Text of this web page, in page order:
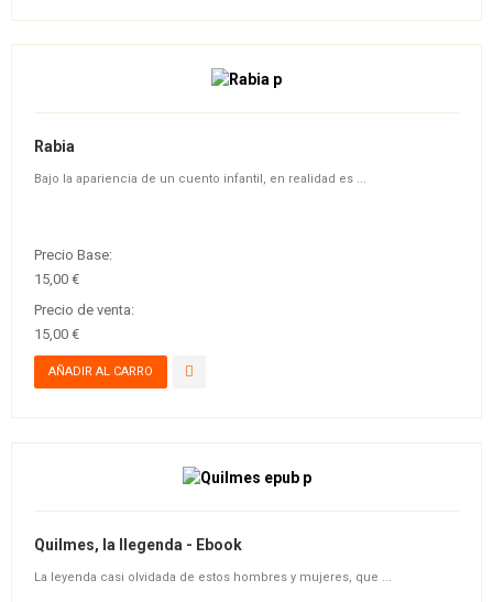
Rabia
Bajo la apariencia de un cuento infantil, en realidad es ...
Precio Base:
15,00 €
Precio de venta:
15,00 €
Quilmes, la llegenda - Ebook
La leyenda casi olvidada de estos hombres y mujeres, que ...